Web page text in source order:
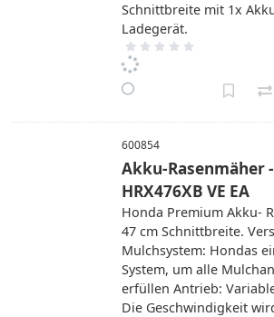
Schnittbreite mit 1x
Ladegerät.
600854
Akku-Rasenmäher
HRX476XB VE EA
Honda Premium Akku-
47 cm Schnittbreite.
Mulchsystem: Hondas
System, um alle
erfüllen Antrieb:
Die Geschwindigkeit